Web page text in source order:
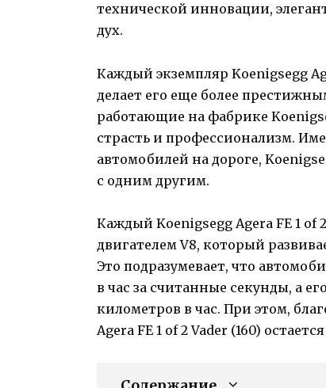
технической инновации,
дух.
Каждый экземпляр Koenigsegg
делает его еще более
работающие на фабрике
страсть и профессионализм.
автомобилей на дороге,
с одним другим.
Каждый Koenigsegg Agera FE 1
двигателем V8, который
Это подразумевает, что
в час за считанные секунды, а
километров в час. При этом,
Agera FE 1 of 2 Vader (160)